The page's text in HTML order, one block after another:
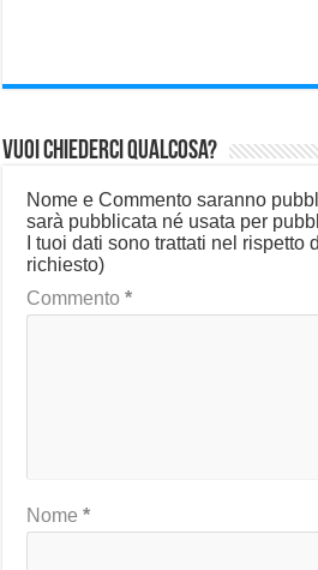
Vuoi chiederci qualcosa?
Nome e Commento saranno
sarà pubblicata né usata per
I tuoi dati sono trattati nel rispetto
richiesto)
Commento*
Nome*